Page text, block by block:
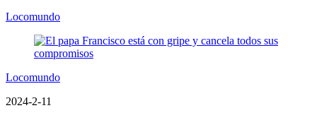
Locomundo
Locomundo
2024-2-11